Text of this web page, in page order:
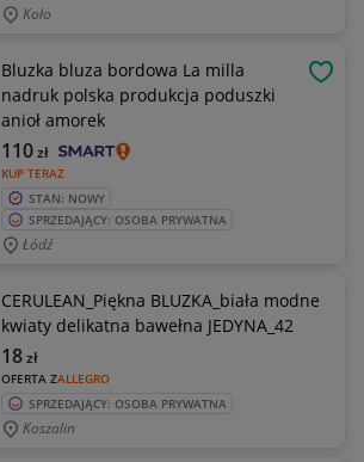
Koło
Bluzka bluza bordowa La milla
nadruk polska produkcja poduszki
anioł amorek
KUP TERAZ
110zł
STAN: NOWY
SPRZEDAJĄCY: OSOBA PRYWATNA
Łódź
CERULEAN_Piękna BLUZKA_biała modne
kwiaty delikatna bawełna JEDYNA_42
OFERTA ZALLEGRO
18zł
SPRZEDAJĄCY: OSOBA PRYWATNA
Koszalin